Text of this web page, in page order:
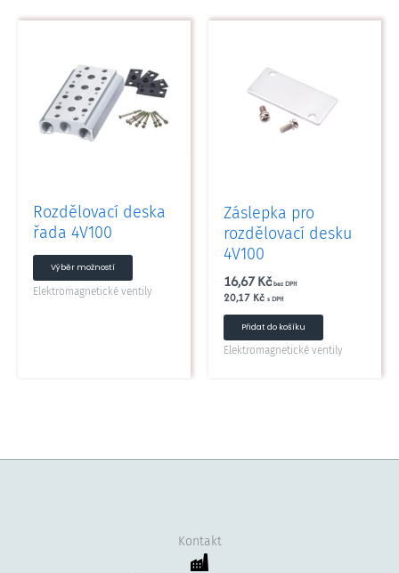
Rozdělovací deska
řada 4V100
Výběr možností
má
více
variant.
Možnosti
stránce
Elektromagnetické ventily
Záslepka pro
rozdělovací desku
4V100
16,67Kčbez DPH
20,17 Kč s DPH
Přidat do košíku
Elektromagnetické ventily
Kontakt